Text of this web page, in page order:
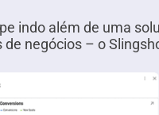
indo além de uma
negócios – o